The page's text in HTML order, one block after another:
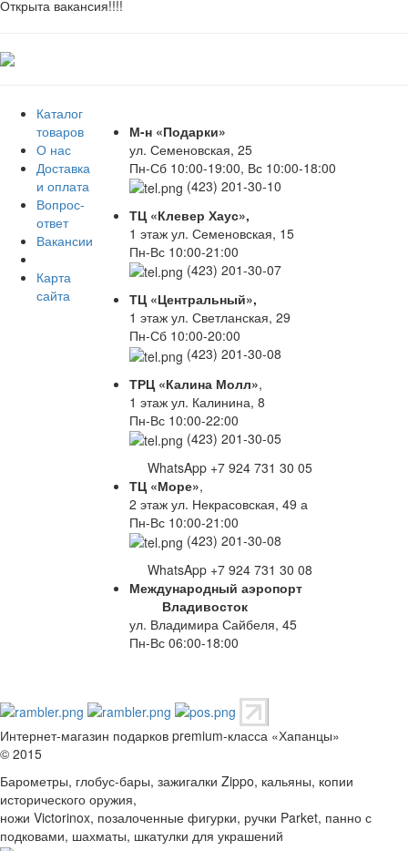
Открыта вакансия!!!!
Каталог
товаров
О нас
Доставка
и оплата
Вопрос-
ответ
Вакансии
Карта
сайта
М-н «Подарки»
ул. Семеновская, 25
Пн-Сб 10:00-19:00, Вс 10:00-18:00
(423) 201-30-10
ТЦ «Клевер Хаус»,
1 этаж ул. Семеновская, 15
Пн-Вс 10:00-21:00
(423) 201-30-07
ТЦ «Центральный»,
1 этаж ул. Светланская, 29
Пн-Сб 10:00-20:00
(423) 201-30-08
ТРЦ «Калина Молл»,
1 этаж ул. Калинина, 8
Пн-Вс 10:00-22:00
(423) 201-30-05
WhatsApp +7 924 731 30 05
ТЦ «Море»,
2 этаж ул. Некрасовская, 49 а
Пн-Вс 10:00-21:00
(423) 201-30-08
WhatsApp +7 924 731 30 08
Международный аэропорт
Владивосток
ул. Владимира Сайбеля, 45
Пн-Вс 06:00-18:00
Интернет-магазин подарков premium-класса «Хапанцы»
© 2015
Барометры, глобус-бары, зажигалки Zippo, кальяны, копии
исторического оружия,
ножи Victorinox, позалоченные фигурки, ручки Parket, панно с
подковами, шахматы, шкатулки для украшений